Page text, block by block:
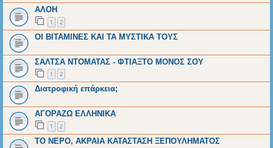
ΑΛΟΗ
1 2
ΟΙ ΒΙΤΑΜΙΝΕΣ ΚΑΙ ΤΑ ΜΥΣΤΙΚΑ ΤΟΥΣ
ΣΑΛΤΣΑ ΝΤΟΜΑΤΑΣ - ΦΤΙΑΞΤΟ ΜΟΝΟΣ ΣΟΥ
1 2
Διατροφική επάρκεια;
ΑΓΟΡΑΖΩ ΕΛΛΗΝΙΚΑ
1 2
ΤΟ ΝΕΡΟ, ΑΚΡΑΙΑ ΚΑΤΑΣΤΑΣΗ ΞΕΠΟΥΛΗΜΑΤΟΣ